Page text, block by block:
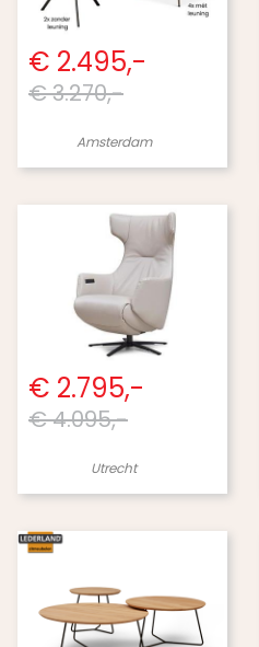
€ 2.495,-
€ 3.270,-
Amsterdam
€ 2.795,-
€ 4.095,-
Utrecht